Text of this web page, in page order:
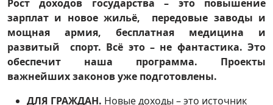
Рост доходов государства – это повышение
зарплат и новое жильё, передовые заводы и
мощная армия, бесплатная медицина и
развитый спорт. Всё это – не фантастика. Это
обеспечит наша программа. Проекты
важнейших законов уже подготовлены.
ДЛЯ ГРАЖДАН. Новые доходы – это источник